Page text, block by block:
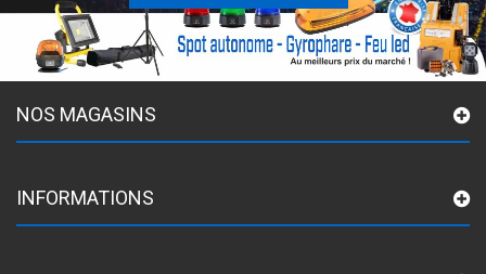
NOS MAGASINS
INFORMATIONS